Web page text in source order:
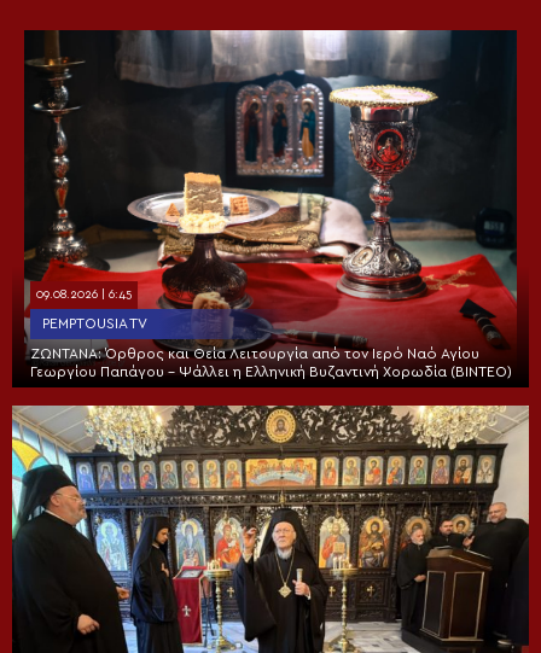
09.08.2026 | 6:45
PEMPTOUSIA TV
ΖΩΝΤΑΝΑ: Όρθρος και Θεία Λειτουργία από τον Ιερό Ναό Αγίου
Γεωργίου Παπάγου – Ψάλλει η Ελληνική Βυζαντινή Χορωδία (ΒΙΝΤΕΟ)